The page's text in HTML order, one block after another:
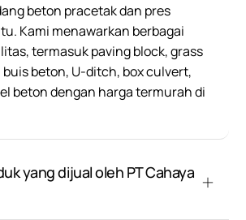
beton pracetak dan pres
Kami menawarkan berbagai
termasuk paving block, grass
beton, U-ditch, box culvert,
beton dengan harga termurah di
yang dijual oleh PT Cahaya